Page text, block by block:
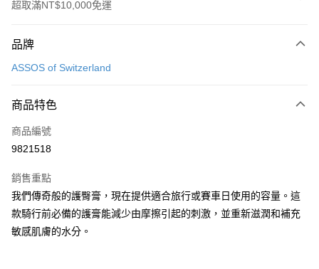
超取滿NT$10,000免運
信用卡一次付款
Apple Pay
ATM付款
全家取貨付款
每筆NT$90
付款後全家取貨
品牌
ASSOS of Switzerland
商品特色
商品編號
9821518
銷售重點
我們傳奇般的護臀膏，現在提供適合旅行或賽車日使用的容量。這
款騎行前必備的護膏能減少由摩擦引起的刺激，並重新滋潤和補充
敏感肌膚的水分。